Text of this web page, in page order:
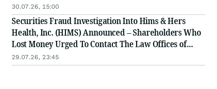
30.07.26, 15:00
Securities Fraud Investigation Into Hims & Hers
Health, Inc. (HIMS) Announced – Shareholders Who
Lost Money Urged To Contact The Law Offices of
Frank R. Cruz
29.07.26, 23:45